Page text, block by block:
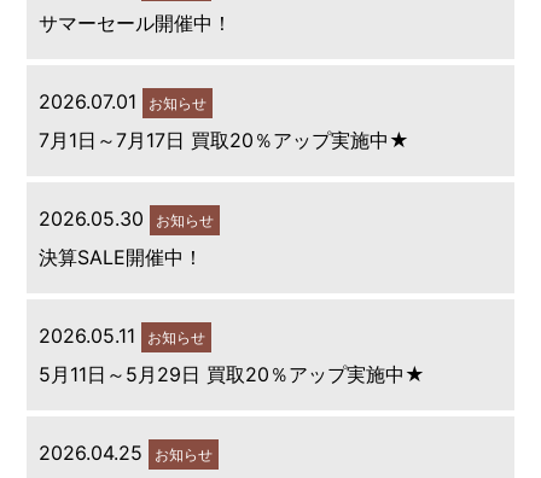
サマーセール開催中！
2026.07.01 お知らせ
7月1日～7月17日 買取20％アップ実施中★
2026.05.30 お知らせ
決算SALE開催中！
2026.05.11 お知らせ
5月11日～5月29日 買取20％アップ実施中★
2026.04.25 お知らせ